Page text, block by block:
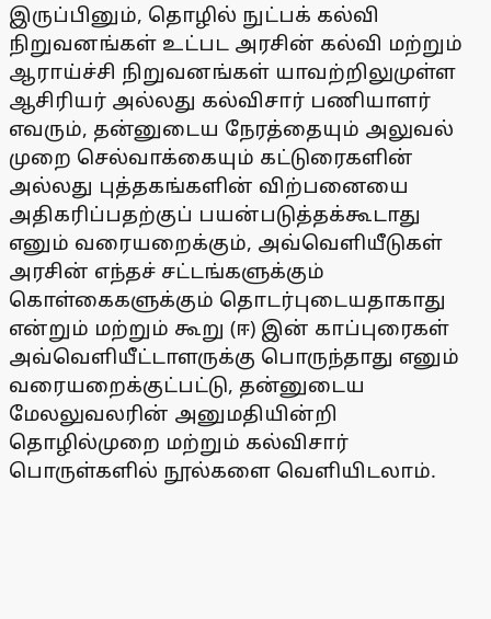
இருப்பினும், தொழில் நுட்பக் கல்வி
நிறுவனங்கள் உட்பட அரசின் கல்வி மற்றும்
ஆராய்ச்சி நிறுவனங்கள் யாவற்றிலுமுள்ள
ஆசிரியர் அல்லது கல்விசார் பணியாளர்
எவரும், தன்னுடைய நேரத்தையும் அலுவல்
முறை செல்வாக்கையும் கட்டுரைகளின்
அல்லது புத்தகங்களின் விற்பனையை
அதிகரிப்பதற்குப் பயன்படுத்தக்கூடாது
எனும் வரையறைக்கும், அவ்வெளியீடுகள்
அரசின் எந்தச் சட்டங்களுக்கும்
கொள்கைகளுக்கும் தொடர்புடையதாகாது
என்றும் மற்றும் கூறு (ஈ) இன் காப்புரைகள்
அவ்வெளியீட்டாளருக்கு பொருந்தாது எனும்
வரையறைக்குட்பட்டு, தன்னுடைய
மேலலுவலரின் அனுமதியின்றி
தொழில்முறை மற்றும் கல்விசார்
பொருள்களில் நூல்களை வெளியிடலாம்.